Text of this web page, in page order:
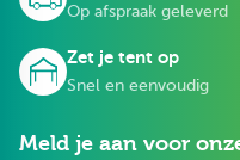
Op afspraak geleverd
Zet je tent op
Snel en eenvoudig
Meld je aan voor